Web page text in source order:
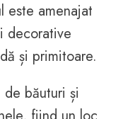
este amenajat
decorative
și primitoare.
băuturi și